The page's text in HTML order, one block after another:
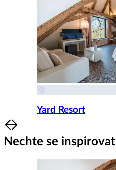
Yard Resort
Item
1
of
Nechte se inspirovat